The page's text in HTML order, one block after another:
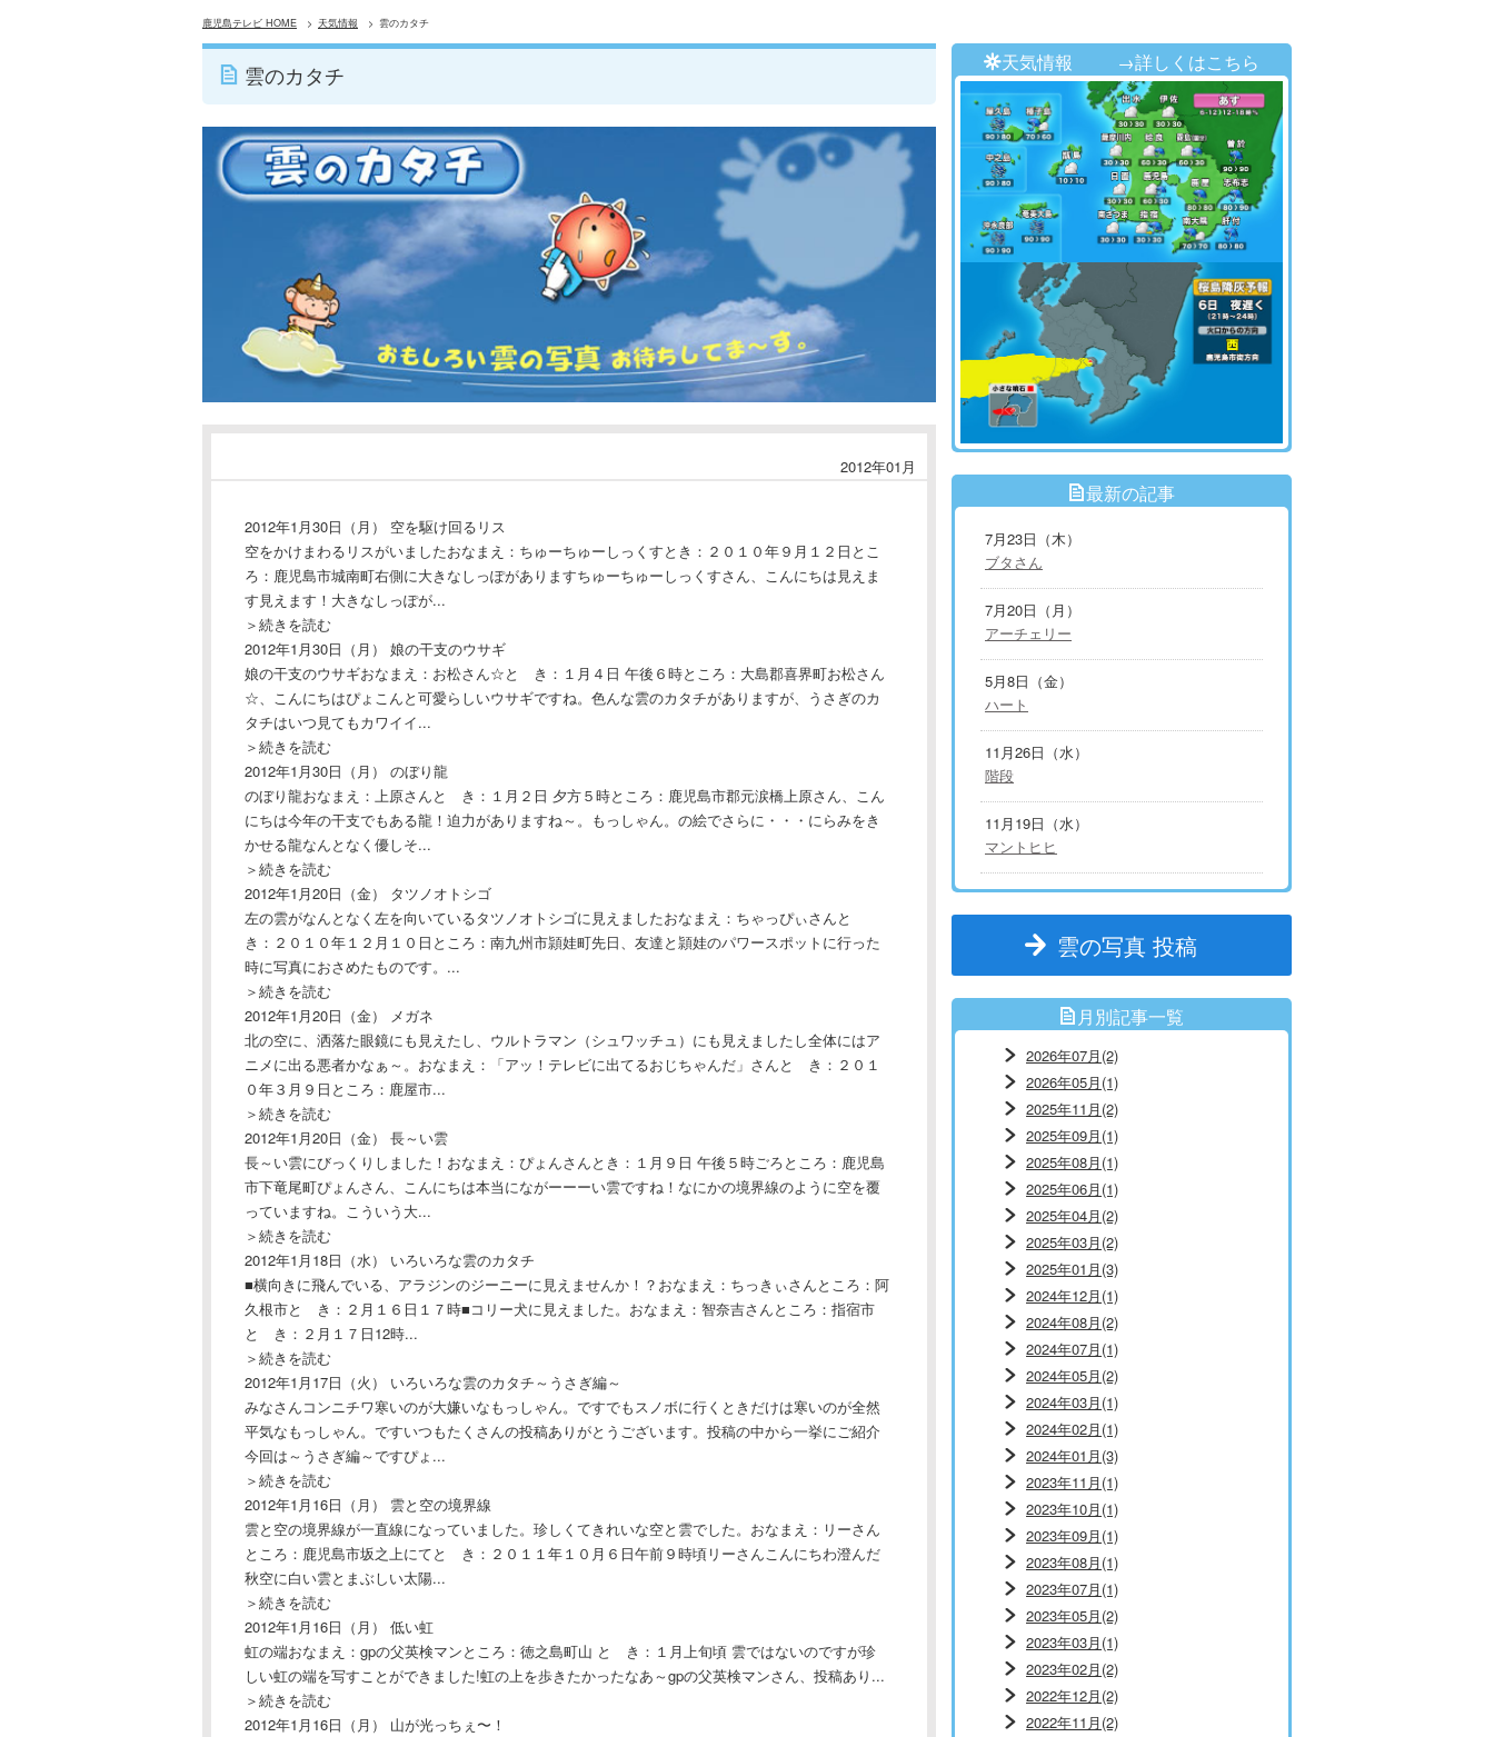
鹿児島テレビ HOME 天気情報 雲のカタチ
雲のカタチ
2012年01月
2012年1月30日（月）
空を駆け回るリス
空をかけまわるリスがいましたおなまえ：ちゅーちゅーしっくすとき：２０１０年９月１２日とこ
ろ：鹿児島市城南町右側に大きなしっぽがありますちゅーちゅーしっくすさん、こんにちは見えま
す見えます！大きなしっぽが...
＞続きを読む
2012年1月30日（月）
娘の干支のウサギ
娘の干支のウサギおなまえ：お松さん☆と き：１月４日 午後６時ところ：大島郡喜界町お松さん
☆、こんにちはぴょこんと可愛らしいウサギですね。色んな雲のカタチがありますが、うさぎのカ
タチはいつ見てもカワイイ...
＞続きを読む
2012年1月30日（月）
のぼり龍
のぼり龍おなまえ：上原さんと き：１月２日 夕方５時ところ：鹿児島市郡元涙橋上原さん、こん
にちは今年の干支でもある龍！迫力がありますね～。もっしゃん。の絵でさらに・・・にらみをき
かせる龍なんとなく優しそ...
＞続きを読む
2012年1月20日（金）
タツノオトシゴ
左の雲がなんとなく左を向いているタツノオトシゴに見えましたおなまえ：ちゃっぴぃさんと
き：２０１０年１２月１０日ところ：南九州市頴娃町先日、友達と頴娃のパワースポットに行った
時に写真におさめたものです。...
＞続きを読む
2012年1月20日（金）
メガネ
北の空に、洒落た眼鏡にも見えたし、ウルトラマン（シュワッチュ）にも見えましたし全体にはア
ニメに出る悪者かなぁ～。おなまえ：「アッ！テレビに出てるおじちゃんだ」さんと き：２０１
０年３月９日ところ：鹿屋市...
＞続きを読む
2012年1月20日（金）
長～い雲
長～い雲にびっくりしました！おなまえ：ぴょんさんとき：１月９日 午後５時ごろところ：鹿児島
市下竜尾町ぴょんさん、こんにちは本当にながーーーい雲ですね！なにかの境界線のように空を覆
っていますね。こういう大...
＞続きを読む
2012年1月18日（水）
いろいろな雲のカタチ
■横向きに飛んでいる、アラジンのジーニーに見えませんか！？おなまえ：ちっきぃさんところ：阿
久根市と き：２月１６日１７時■コリー犬に見えました。おなまえ：智奈吉さんところ：指宿市
と き：２月１７日12時...
＞続きを読む
2012年1月17日（火）
いろいろな雲のカタチ～うさぎ編～
みなさんコンニチワ寒いのが大嫌いなもっしゃん。ですでもスノボに行くときだけは寒いのが全然
平気なもっしゃん。ですいつもたくさんの投稿ありがとうございます。投稿の中から一挙にご紹介
今回は～うさぎ編～ですぴょ...
＞続きを読む
2012年1月16日（月）
雲と空の境界線
雲と空の境界線が一直線になっていました。珍しくてきれいな空と雲でした。おなまえ：リーさん
ところ：鹿児島市坂之上にてと き：２０１１年１０月６日午前９時頃リーさんこんにちわ澄んだ
秋空に白い雲とまぶしい太陽...
＞続きを読む
2012年1月16日（月）
低い虹
虹の端おなまえ：gpの父英検マンところ：徳之島町山 と き：１月上旬頃 雲ではないのですが珍
しい虹の端を写すことができました!虹の上を歩きたかったなあ～gpの父英検マンさん、投稿あり...
＞続きを読む
2012年1月16日（月）
山が光っちぇ〜！
天気情報 →詳しくはこちら
最新の記事
7月23日（木）
ブタさん
7月20日（月）
アーチェリー
5月8日（金）
ハート
11月26日（水）
階段
11月19日（水）
マントヒヒ
雲の写真 投稿
月別記事一覧
2026年07月(2)
2026年05月(1)
2025年11月(2)
2025年09月(1)
2025年08月(1)
2025年06月(1)
2025年04月(2)
2025年03月(2)
2025年01月(3)
2024年12月(1)
2024年08月(2)
2024年07月(1)
2024年05月(2)
2024年03月(1)
2024年02月(1)
2024年01月(3)
2023年11月(1)
2023年10月(1)
2023年09月(1)
2023年08月(1)
2023年07月(1)
2023年05月(2)
2023年03月(1)
2023年02月(2)
2022年12月(2)
2022年11月(2)